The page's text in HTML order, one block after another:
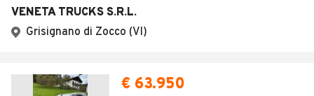
VENETA TRUCKS S.R.L.
Grisignano di Zocco (VI)
€ 63.950